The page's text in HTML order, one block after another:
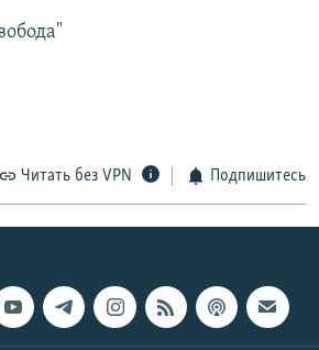
Читать без VPN Подпишитесь